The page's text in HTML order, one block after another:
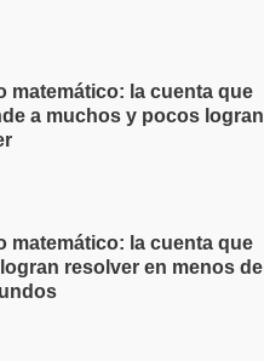
matemático: la cuenta que
a muchos y pocos logran
matemático: la cuenta que
resolver en menos de